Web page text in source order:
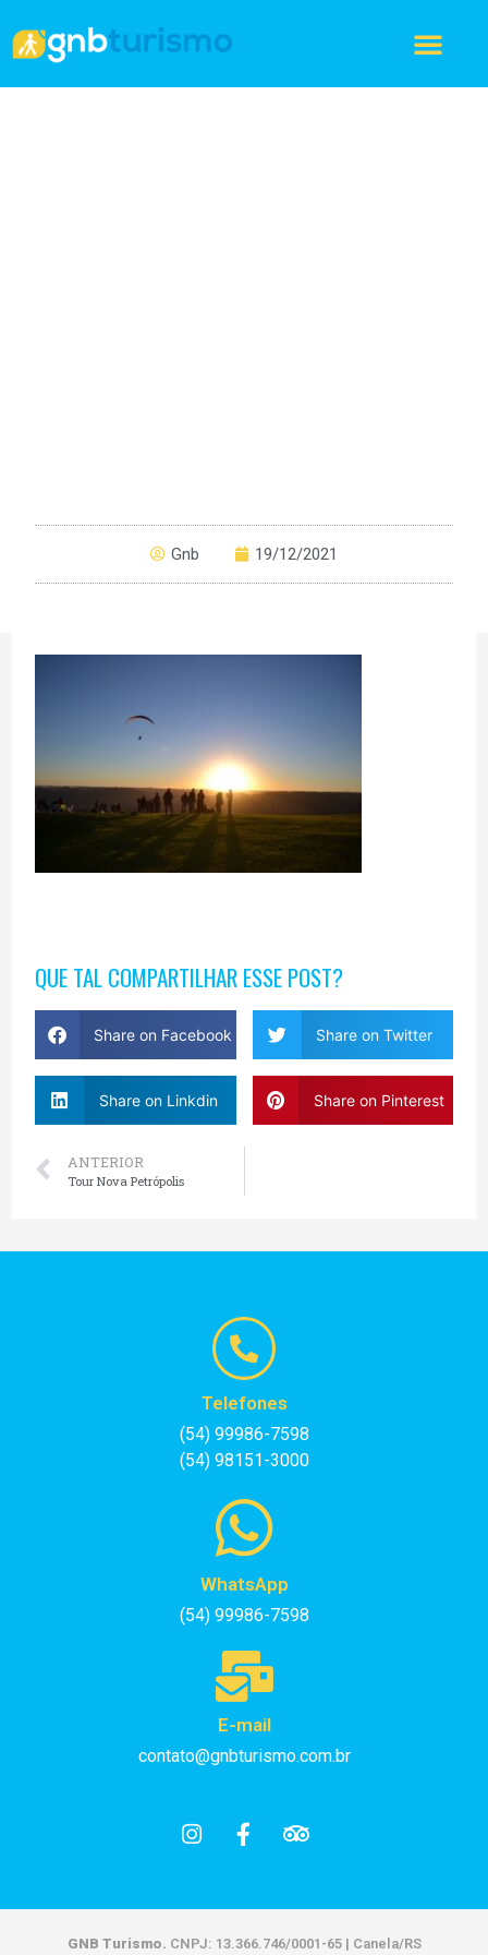
Gnb 19/12/2021
QUE TAL COMPARTILHAR ESSE POST?
Share on Facebook Share on Twitter
Share on Linkdin Share on Pinterest
ANTERIOR
Tour Nova Petrópolis
Telefones
(54) 99986-7598
(54) 98151-3000
WhatsApp
(54) 99986-7598
E-mail
contato@gnbturismo.com.br
GNB Turismo. CNPJ: 13.366.746/0001-65 | Canela/RS